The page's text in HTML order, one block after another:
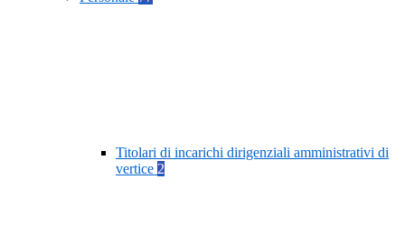
Titolari di incarichi dirigenziali amministrativi di
vertice 2